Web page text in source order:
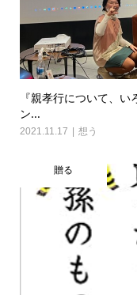
『親孝行について、
ン...
2021.11.17 想う
贈る